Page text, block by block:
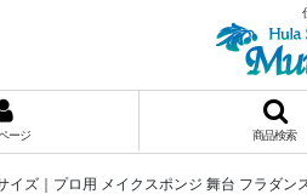
ージ 商品検索
イズ｜プロ用 メイクスポンジ 舞台 フラダン